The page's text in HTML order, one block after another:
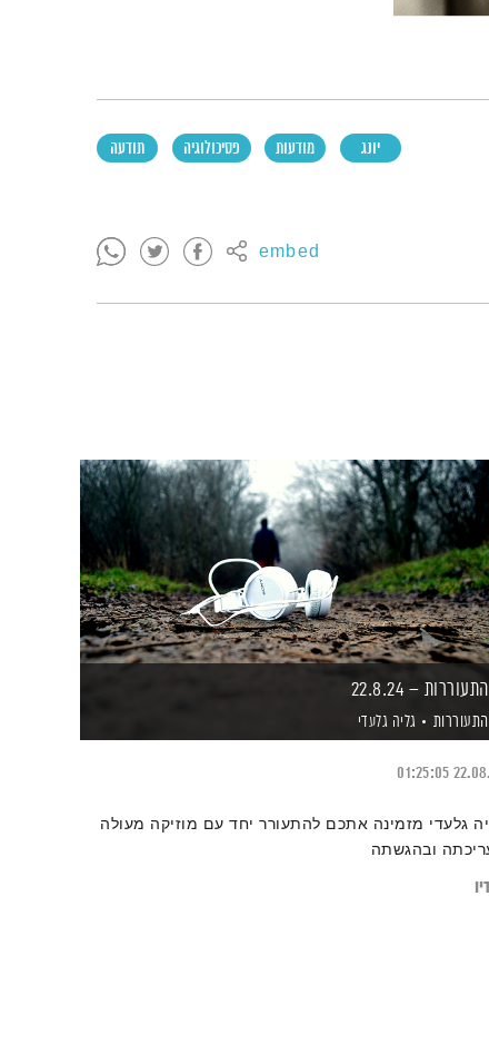
יונג מודעות פסיכולוגיה תודעה
embed
התעוררות – 22.8.24
התעוררות גליה גלעדי
01:25:05
גלעדי מזמינה אתכם להתעורר יחד עם מוזיקה מעולה
ובהגשתה